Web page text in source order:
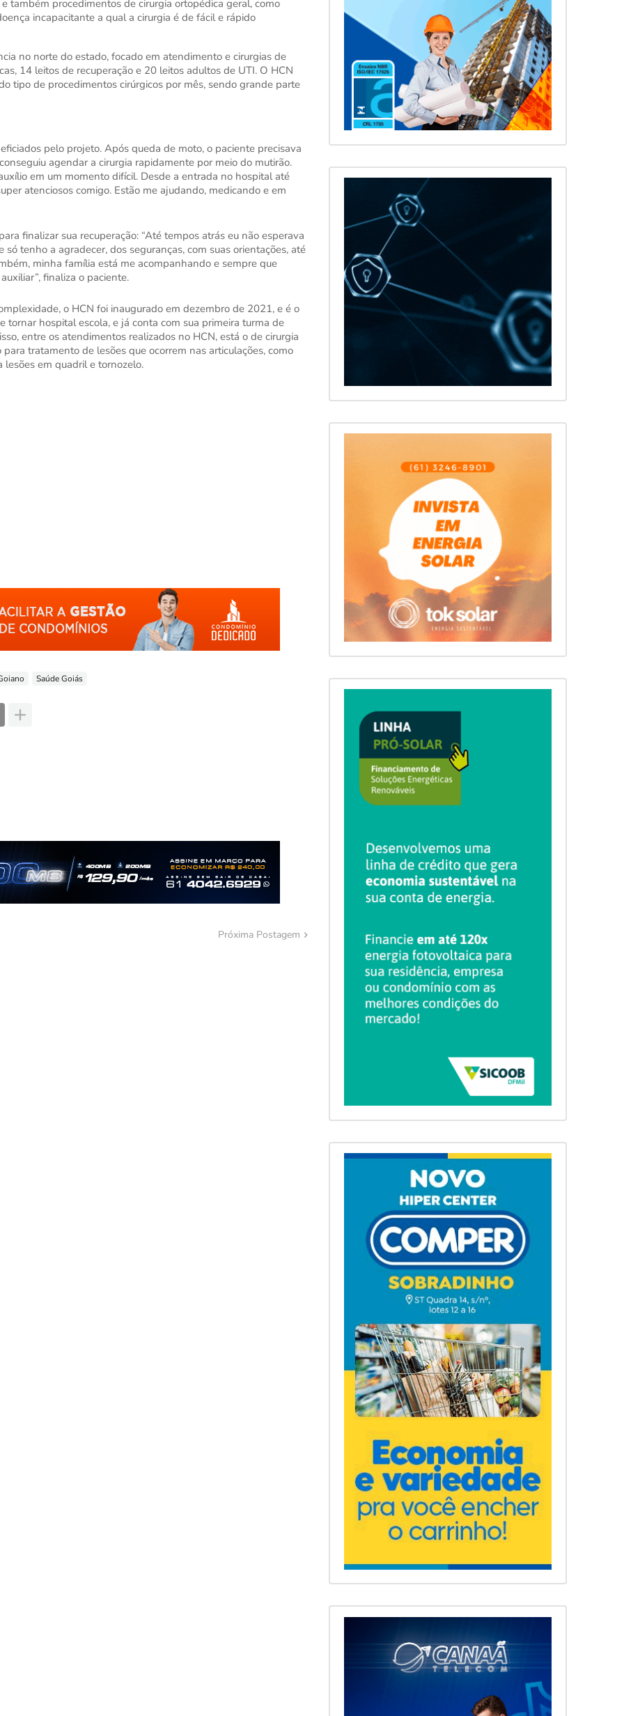
também procedimentos de cirurgia ortopédica geral, como
incapacitante a qual a cirurgia é de fácil e rápido
no norte do estado, focado em atendimento e cirurgias de
14 leitos de recuperação e 20 leitos adultos de UTI. O HCN
tipo de procedimentos cirúrgicos por mês, sendo grande parte
pelo projeto. Após queda de moto, o paciente precisava
agendar a cirurgia rapidamente por meio do mutirão.
em um momento difícil. Desde a entrada no hospital até
atenciosos comigo. Estão me ajudando, medicando e em
finalizar sua recuperação: “Até tempos atrás eu não esperava
tenho a agradecer, dos seguranças, com suas orientações, até
minha família está me acompanhando e sempre que
finaliza o paciente.
o HCN foi inaugurado em dezembro de 2021, e é o
tornar hospital escola, e já conta com sua primeira turma de
entre os atendimentos realizados no HCN, está o de cirurgia
tratamento de lesões que ocorrem nas articulações, como
em quadril e tornozelo.
Saúde Goiás
Próxima Postagem